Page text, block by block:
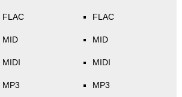
FLAC
MID
MIDI
MP3
FLAC
MID
MIDI
MP3